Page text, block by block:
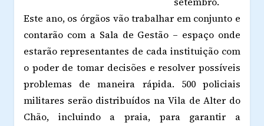
Este ano, os órgãos vão trabalhar em conjunto e
contarão com a Sala de Gestão – espaço onde
estarão representantes de cada instituição com
o poder de tomar decisões e resolver possíveis
problemas de maneira rápida. 500 policiais
militares serão distribuídos na Vila de Alter do
Chão, incluindo a praia, para garantir a